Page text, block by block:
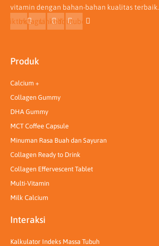
vitamin dengan bahan-bahan kualitas terbaik.
TiktokInstagramLinkedinYoutube
Produk
Calcium +
Collagen Gummy
DHA Gummy
MCT Coffee Capsule
Minuman Rasa Buah dan Sayuran
Collagen Ready to Drink
Collagen Effervescent Tablet
Multi-Vitamin
Milk Calcium
Interaksi
Kalkulator Indeks Massa Tubuh